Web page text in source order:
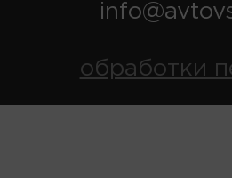
обработки